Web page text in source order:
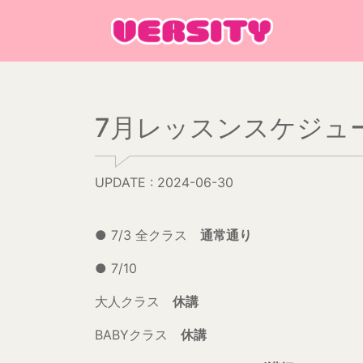
Main Navigation
7月レッスンスケジュ
UPDATE : 2024-06-30
● 7/3 全クラス 通常通り
● 7/10
大人クラス 休講
BABYクラス 休講